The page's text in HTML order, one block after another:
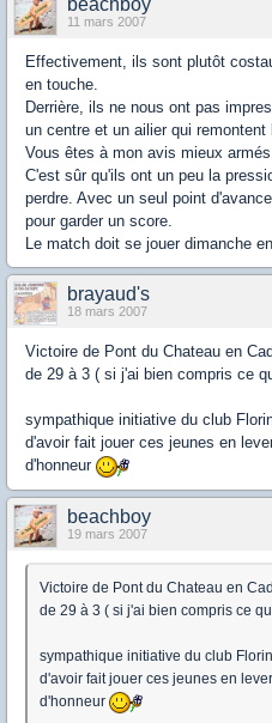
beachboy
11 mars 2007
Effectivement, ils sont plutôt
en touche.
Derrière, ils ne nous ont pas
un centre et un ailier qui remontent
Vous êtes à mon avis mieux
C'est sûr qu'ils ont un peu la
perdre. Avec un seul point
pour garder un score.
Le match doit se jouer dimanche
brayaud's
18 mars 2007
Victoire de Pont du Chateau en
de 29 à 3 ( si j'ai bien compris ce
sympathique initiative du club
d'avoir fait jouer ces jeunes en
d'honneur
beachboy
19 mars 2007
Victoire de Pont du Chateau en
de 29 à 3 ( si j'ai bien compris ce
sympathique initiative du club
d'avoir fait jouer ces jeunes en
d'honneur